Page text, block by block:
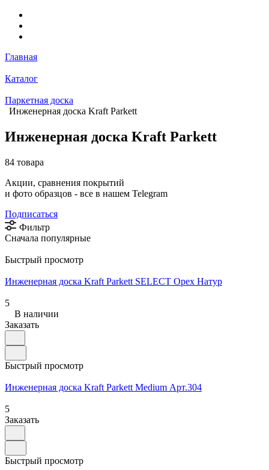
Главная
Каталог
Паркетная доска
Инженерная доска Kraft Parkett
Инженерная доска Kraft Parkett
84 товара
Акции, сравнения покрытий
и фото образцов - все в нашем Telegram
Подписаться
Фильтр
Сначала популярные
Быстрый просмотр
Инженерная доска Kraft Parkett SELECT Орех Натур
5
В наличии
Заказать
Быстрый просмотр
Инженерная доска Kraft Parkett Medium Арт.304
5
Заказать
Быстрый просмотр